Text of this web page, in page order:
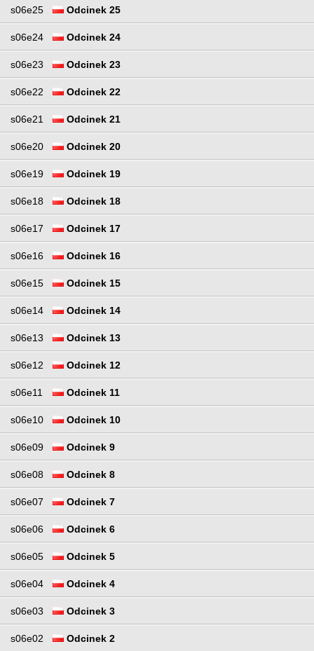
s06e25 Odcinek 25
s06e24 Odcinek 24
s06e23 Odcinek 23
s06e22 Odcinek 22
s06e21 Odcinek 21
s06e20 Odcinek 20
s06e19 Odcinek 19
s06e18 Odcinek 18
s06e17 Odcinek 17
s06e16 Odcinek 16
s06e15 Odcinek 15
s06e14 Odcinek 14
s06e13 Odcinek 13
s06e12 Odcinek 12
s06e11 Odcinek 11
s06e10 Odcinek 10
s06e09 Odcinek 9
s06e08 Odcinek 8
s06e07 Odcinek 7
s06e06 Odcinek 6
s06e05 Odcinek 5
s06e04 Odcinek 4
s06e03 Odcinek 3
s06e02 Odcinek 2